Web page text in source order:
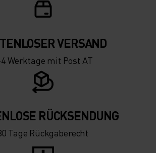
VERSAND
Werktage mit Post AT
RÜCKSENDUNG
Tage Rückgaberecht